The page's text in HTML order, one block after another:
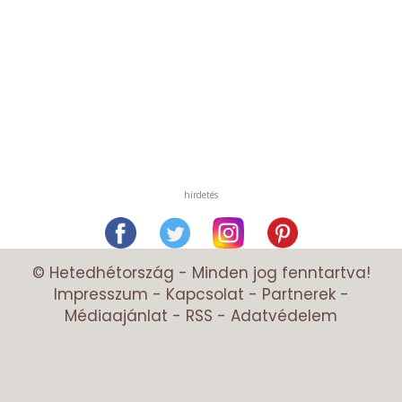
hirdetés
© Hetedhétország - Minden jog fenntartva!
Impresszum - Kapcsolat - Partnerek-
Médiaajánlat - RSS - Adatvédelem